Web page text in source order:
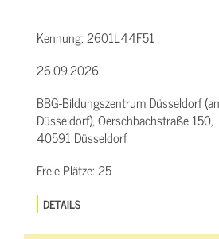
Kennung:2601L44F51
26.09.2026
BBG-Bildungszentrum Düsseldorf
Düsseldorf), Oerschbachstraße 150,
40591 Düsseldorf
Freie Plätze:25
DETAILS